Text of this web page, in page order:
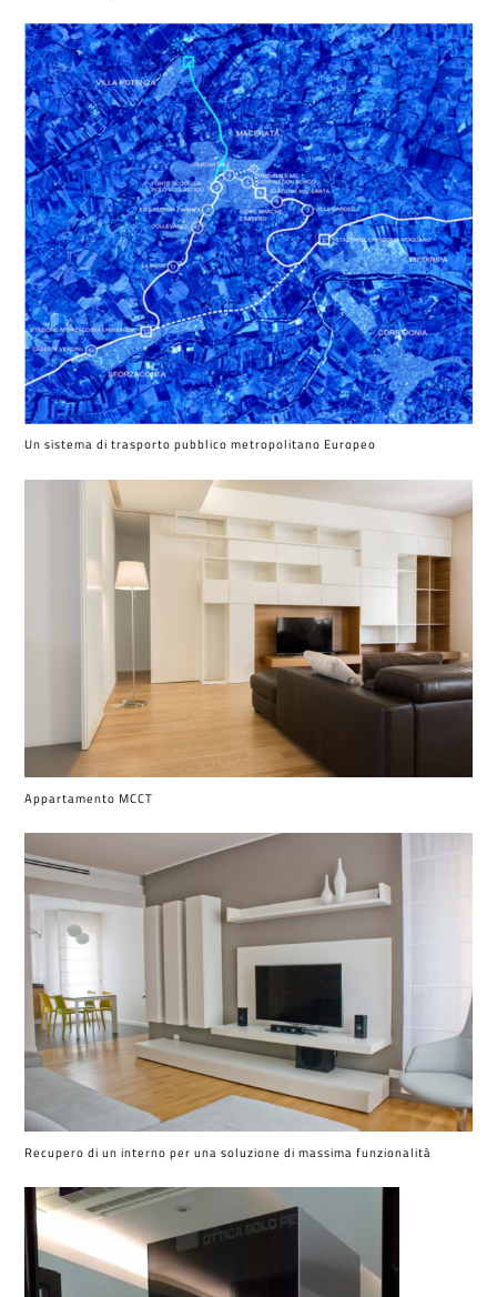
Un sistema di trasporto pubblico metropolitano Europeo
Appartamento MCCT
Recupero di un interno per una soluzione di massima funzionalità